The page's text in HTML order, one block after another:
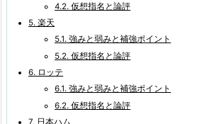
4.2. 仮想指名と論評
5. 楽天
5.1.強みと弱みと補強ポイント
5.2. 仮想指名と論評
6. ロッテ
6.1.強みと弱みと補強ポイント
6.2. 仮想指名と論評
7. 日本ハム